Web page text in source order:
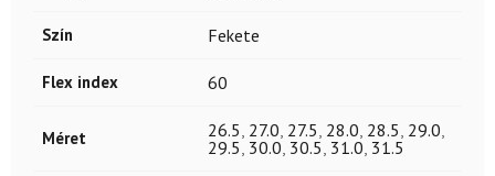
Szín Fekete
Flex index 60
Méret 26.5 27.0 27.5 28.0 28.5 29.0
29.5 30.0 30.5 31.0 31.5